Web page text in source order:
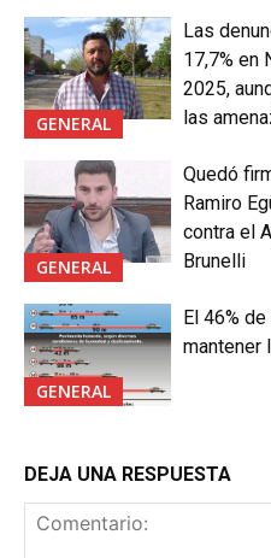
GENERAL
Las
17,7% en
2025,
las
GENERAL
Quedó
Ramiro
contra el
Brunelli
GENERAL
El 46%
mantener
DEJA UNA RESPUESTA